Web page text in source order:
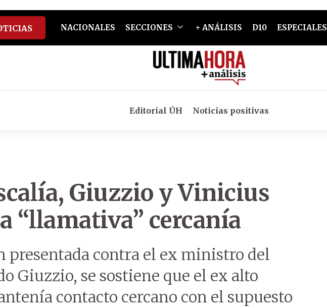
NACIONALES SECCIONES + ANÁLISIS D10 ESPECIALES
Editorial ÚH Noticias positivas
Giuzzio y Vinicius
“llamativa” cercanía
presentada contra el ex ministro del
Giuzzio, se sostiene que el ex alto
contacto cercano con el supuesto